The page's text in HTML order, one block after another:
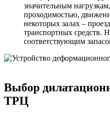
значительным
проходимостью,
некоторых залах –
транспортных средств.
соответствующим
Выбор
ТРЦ